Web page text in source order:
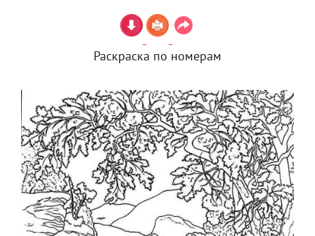
Раскраска по номерам